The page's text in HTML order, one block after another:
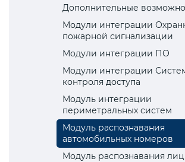
Дополнительные
Модули интеграции
пожарной сигнализации
Модули интеграции ПО
Модули интеграции
контроля доступа
Модуль интеграции
периметральных систем
Модуль распознавания
автомобильных номеров
Модуль распознавания лиц